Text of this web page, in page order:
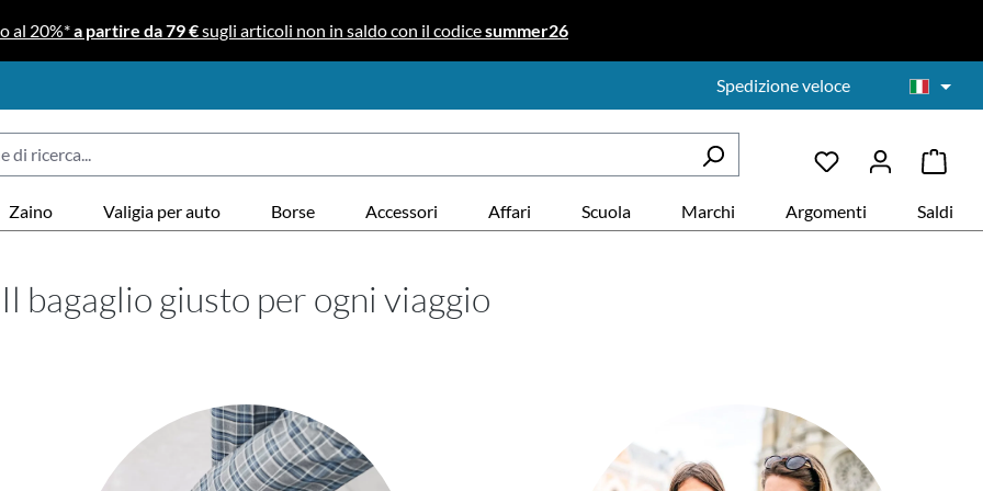
al 20%*a partire da 79 €sugli articoli non in saldo con il codicesummer26
Spedizione veloce
Zaino Valigia per auto Borse Accessori Affari Scuola Marchi Argomenti Saldi
Il bagaglio giusto per ogni viaggio